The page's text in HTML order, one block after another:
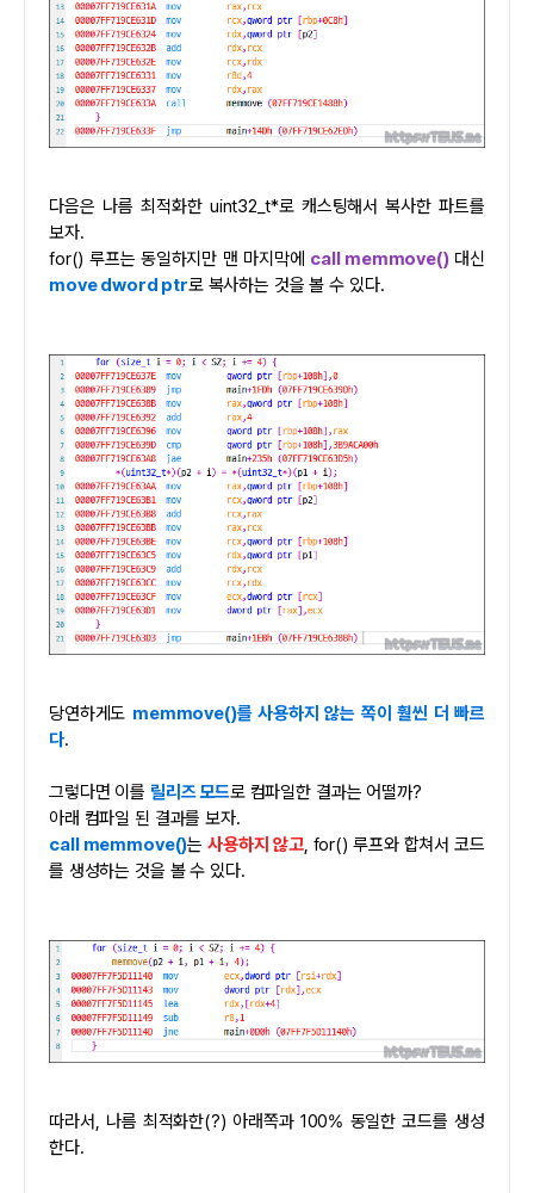
다음은 나름 최적화한 uint32_t*로 캐스팅해서 복사한 파트를
보자.
for() 루프는 동일하지만 맨 마지막에 call memmove()대신
move dword ptr로 복사하는 것을 볼 수 있다.
당연하게도 memmove()를 사용하지 않는 쪽이 훨씬 더 빠르
다.
그렇다면 이를 릴리즈 모드로 컴파일한 결과는 어떨까?
아래 컴파일 된 결과를 보자.
call memmove()는사용하지 않고, for() 루프와 합쳐서 코드
를 생성하는 것을 볼 수 있다.
따라서, 나름 최적화한(?) 아래쪽과 100% 동일한 코드를 생성
한다.